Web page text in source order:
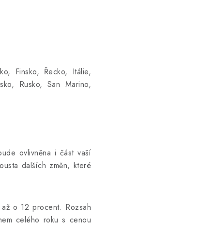
Finsko, Řecko, Itálie,
Rusko, San Marino,
ovlivněna i část vaší
dalších změn, které
o 12 procent. Rozsah
celého roku s cenou